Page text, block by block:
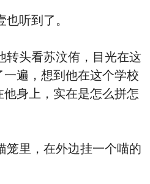
听到了。
头看苏汶侑，目光在这
遍，想到他在这个学校
身上，实在是怎么拼怎
里，在外边挂一个喵的